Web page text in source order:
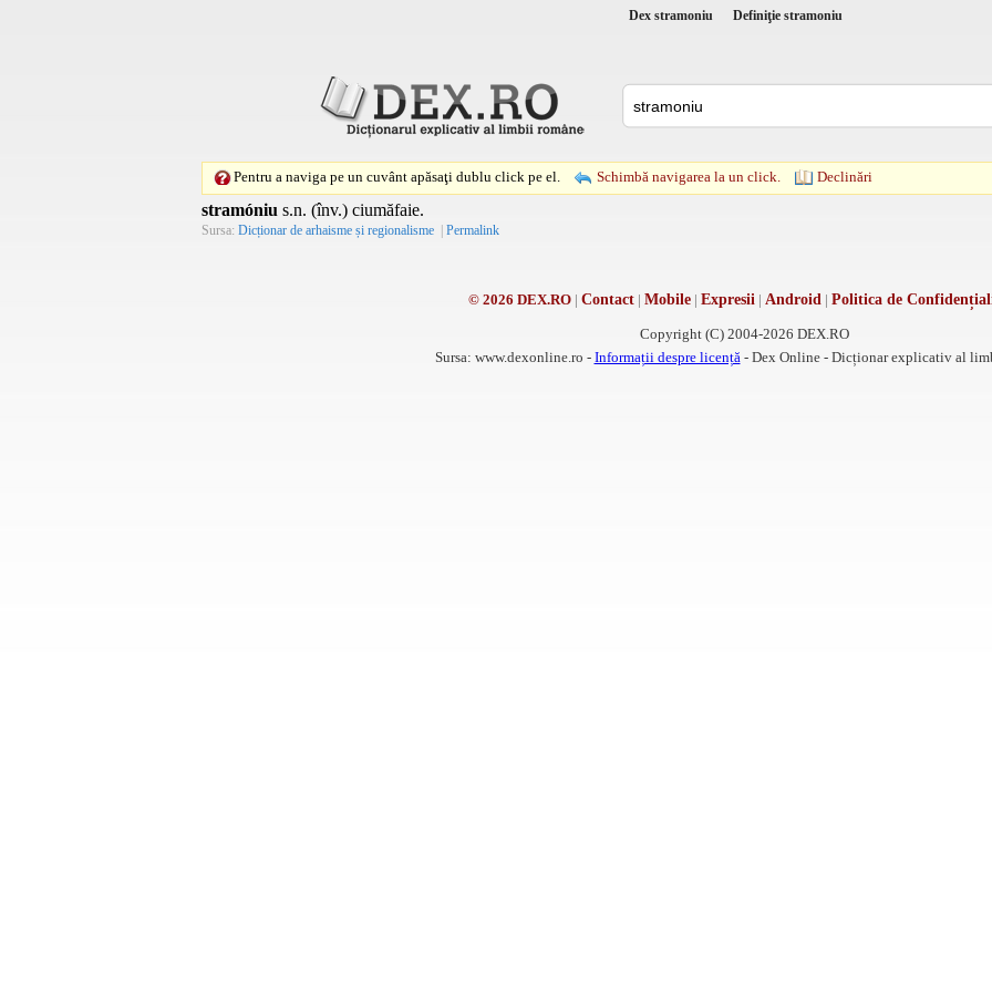
Dex stramoniu Definiţie stramoniu
Pentru a naviga pe un cuvânt apăsaţi dublu click pe el. Schimbă navigarea la un click. Declinări
stramóniu s.n. (înv.) ciumăfaie.
Sursa: Dicționar de arhaisme și regionalisme | Permalink
© 2026 DEX.RO| Contact| Mobile| Expresii | Android | Politica de
Copyright (C) 2004-2026 DEX.RO
Sursa: www.dexonline.ro - Informații despre licență - Dex Online - Dicționar explicativ al